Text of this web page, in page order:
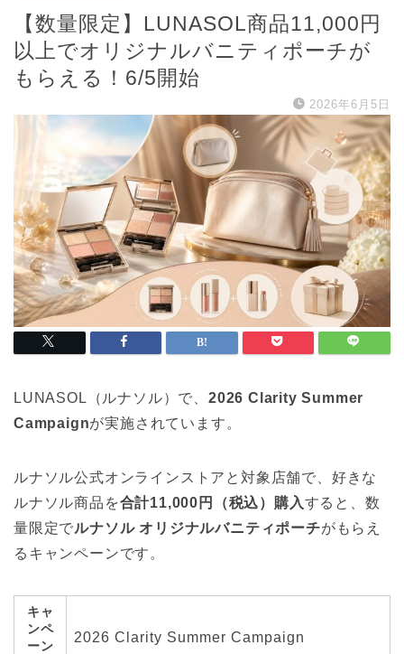
【数量限定】LUNASOL商品11,000円
以上でオリジナルバニティポーチが
もらえる！6/5開始
2026年6月5日
LUNASOL（ルナソル）で、 2026 Clarity Summer
Campaignが実施されています。
ルナソル公式オンラインストアと対象店舗で、好きな
ルナソル商品を合計11,000円（税込）購入すると、数
量限定でルナソル オリジナルバニティポーチがもらえ
るキャンペーンです。
キャ
ンペ
ーン
2026 Clarity Summer Campaign